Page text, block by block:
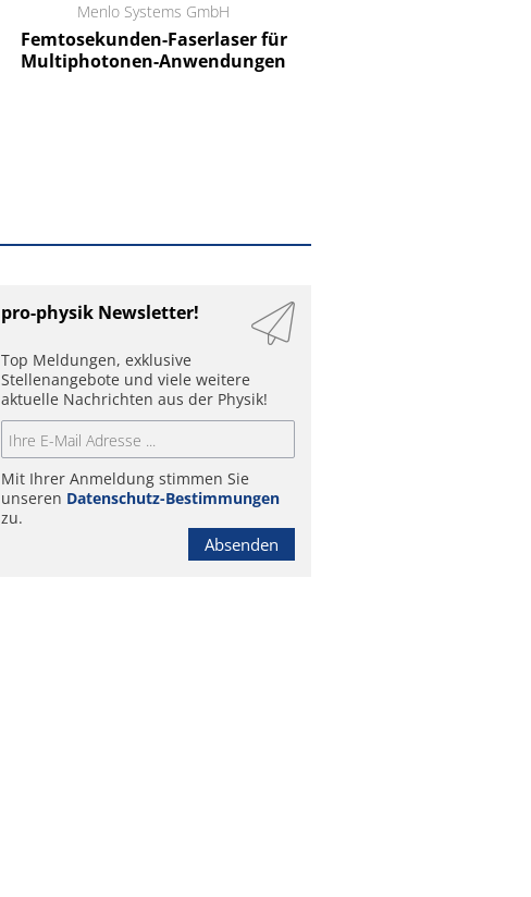
Menlo Systems GmbH
Femtosekunden-Faserlaser für
Multiphotonen-Anwendungen
pro-physik Newsletter!
Top Meldungen, exklusive
Stellenangebote und viele weitere
aktuelle Nachrichten aus der Physik!
Mit Ihrer Anmeldung stimmen Sie
unseren Datenschutz-Bestimmungen
zu.
Absenden